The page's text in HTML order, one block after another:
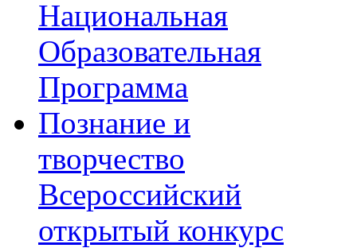
Национальная
Образовательная
Программа
Познание и
творчество
Всероссийский
открытый конкурс